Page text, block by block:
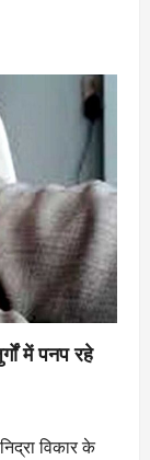
में पनप रहे
विकार के